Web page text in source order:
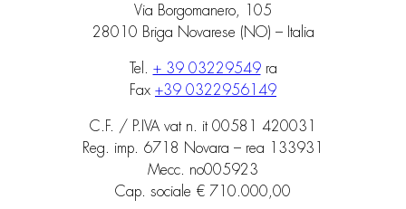
Via Borgomanero, 105
28010 Briga Novarese (NO) – Italia
Tel. + 39 03229549ra
Fax +39 0322956149
C.F. / P.IVA vat n. it 00581 420031
Reg. imp. 6718 Novara – rea 133931
Mecc. no005923
Cap. sociale € 710.000,00